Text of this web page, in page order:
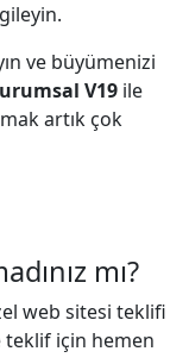
ve büyümenizi
V19 ile
artık çok
mı?
web sitesi teklifi
teklif için hemen